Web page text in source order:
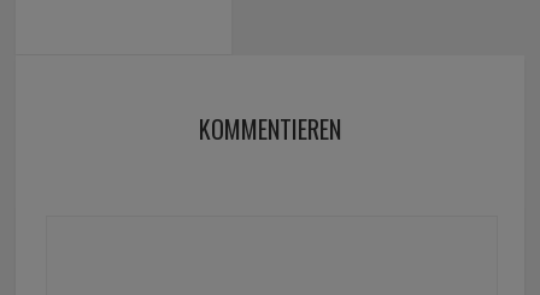
KOMMENTIEREN